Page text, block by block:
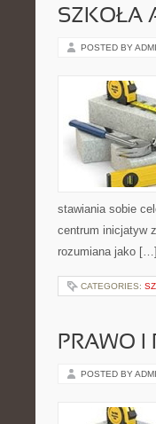
SZKOŁA
POSTED BY
stawiania sobie
centrum inicjatyw
rozumiana jako […]
CATEGORIES:
PRAWO I
POSTED BY